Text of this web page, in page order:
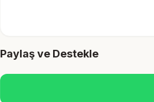
Paylaş ve Destekle